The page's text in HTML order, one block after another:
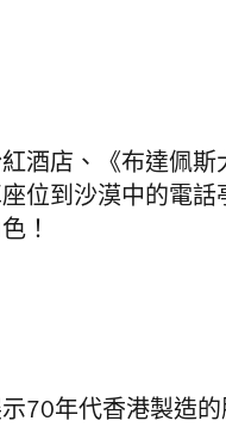
酒店、《布達佩斯
位到沙漠中的電話
！
70年代香港製造的